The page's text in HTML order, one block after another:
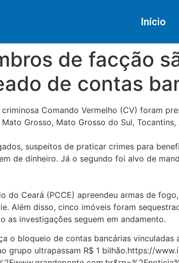
Início
de facção
de contas
Comando Vermelho (CV) foram
Grosso, Mato Grosso do Sul,
suspeitos de praticar crimes para
de dinheiro. Já o segundo foi alvo de
do Ceará (PCCE) apreendeu armas de
Além disso, cinco imóveis foram
as investigações seguem em andamento.
o bloqueio de contas bancárias
grupo ultrapassam R$ 1 bilhão.https://